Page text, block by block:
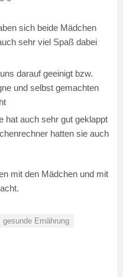
sich beide Mädchen
sehr viel Spaß dabei
darauf geeinigt bzw.
und selbst gemachten
hat auch sehr gut geklappt
hatten sie auch
mit den Mädchen und mit
gesunde Ernährung